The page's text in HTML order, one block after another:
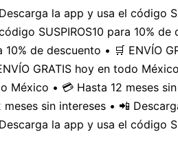
la app y usa el código
SUSPIROS10 para 10%
de descuento • 🛒 ENVÍO
GRATIS hoy en todo
México • 💳 Hasta 12 meses
sin intereses • 📲
la app y usa el código